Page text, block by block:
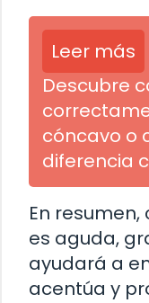
Leer más
Descubre
cóncavo o
diferencia
En
es aguda,
ayudará a
acentúa y